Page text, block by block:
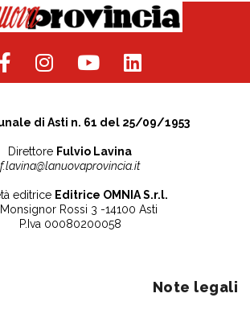
di Asti n. 61 del 25/09/1953
Direttore Fulvio Lavina
f.lavina@lanuovaprovincia.it
editrice Editrice OMNIA S.r.l.
Rossi 3 -14100 Asti
P.Iva 00080200058
Note legali